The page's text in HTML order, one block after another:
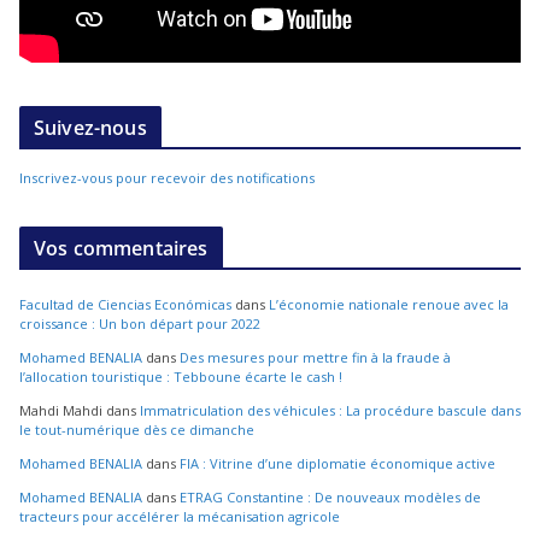
Suivez-nous
Inscrivez-vous pour recevoir des notifications
Vos commentaires
Facultad de Ciencias Económicas dans L’économie nationale renoue avec la
croissance : Un bon départ pour 2022
Mohamed BENALIA dans Des mesures pour mettre fin à la fraude à
l’allocation touristique : Tebboune écarte le cash !
Mahdi Mahdi dans Immatriculation des véhicules : La procédure bascule dans
le tout-numérique dès ce dimanche
Mohamed BENALIA dans FIA : Vitrine d’une diplomatie économique active
Mohamed BENALIA dans ETRAG Constantine : De nouveaux modèles de
tracteurs pour accélérer la mécanisation agricole